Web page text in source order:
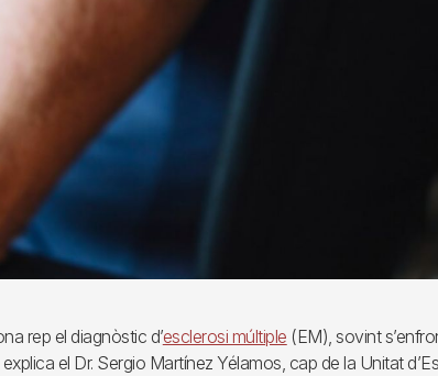
rep el diagnòstic d’esclerosi múltiple (EM), sovint
el Dr. Sergio Martínez Yélamos, cap de la Unitat